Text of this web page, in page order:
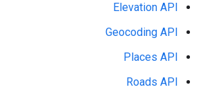
Elevation API
Geocoding API
Places API
Roads API